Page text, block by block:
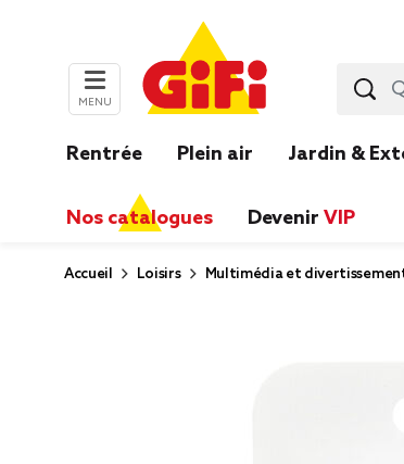
MENU
Rentrée Plein air Jardin &
Nos catalogues Devenir VIP
Accueil Loisirs Multimédia et